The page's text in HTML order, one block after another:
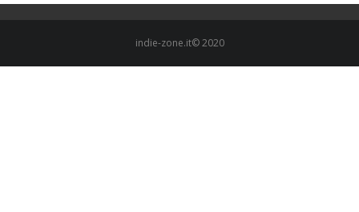
indie-zone.it© 2020